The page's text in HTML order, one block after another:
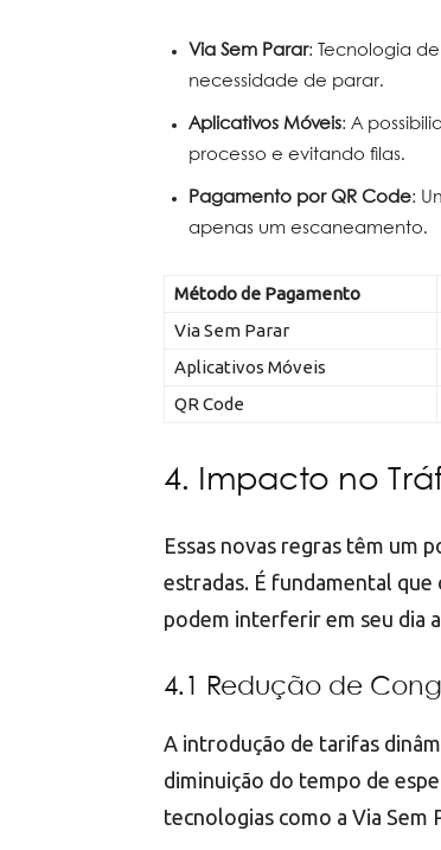
Via Sem Parar: Tecnologia
necessidade de parar.
Aplicativos Móveis: A
processo e evitando filas.
Pagamento por QR Code:
apenas um escaneamento.
Método de Pagamento
Via Sem Parar
Aplicativos Móveis
QR Code
4. Impacto no
Essas novas regras têm um
estradas. É fundamental que
podem interferir em seu dia
4.1 Redução de
A introdução de tarifas
diminuição do tempo de
tecnologias como a Via